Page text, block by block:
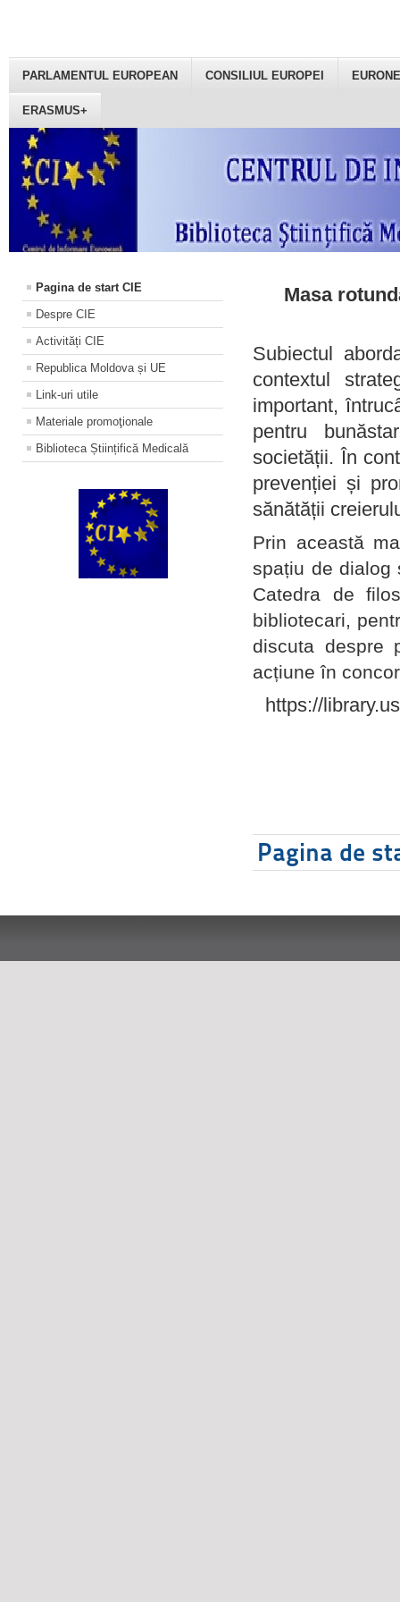
PARLAMENTUL EUROPEAN CONSILIUL EUROPEI
ERASMUS+
Pagina de start CIE
Despre CIE
Activități CIE
Republica Moldova și UE
Link-uri utile
Materiale promoţionale
Biblioteca Științifică Medicală
Masa
Subiectul
contextul
important,
pentru
societății. În
prevenției și
sănătății
Prin această
spațiu de dialog
Catedra de
bibliotecari,
discuta despre
acțiune în
https://
Pagina de